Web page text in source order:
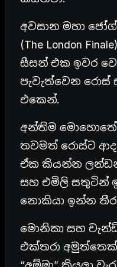
අවසාන මහා
(The London Finale)
සීසන් එක ඉවර
පැවැත්වෙන
එකෙන්.
අන්තිම මොහොතේ
තවමත් රොස්ට
ඒක කියන්න ලන්ඩන්
සහ එමිලි සතුටින්
නොකියා ඉන්න
මොනිකා සහ
එක්තරා